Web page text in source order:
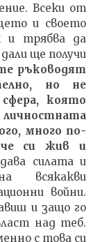
Всеки от
и своето
и трябва да
ще получи
ръководят
но не
която
много по-
че си жив и
силата и
всякакви
войни.
и защо го
над теб.
с това си